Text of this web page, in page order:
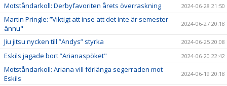
Motståndarkoll: Derbyfavoriten årets överraskning 2024-06-28 21:50
Martin Pringle: ”Viktigt att inse att det inte är semester
ännu"
2024-06-27 20:18
Jiu jitsu nycken till ”Andys” styrka 2024-06-25 20:08
Eskils jagade bort ”Arianaspöket" 2024-06-20 22:42
Motståndarkoll: Ariana vill förlänga segerraden mot
Eskils
2024-06-19 20:18